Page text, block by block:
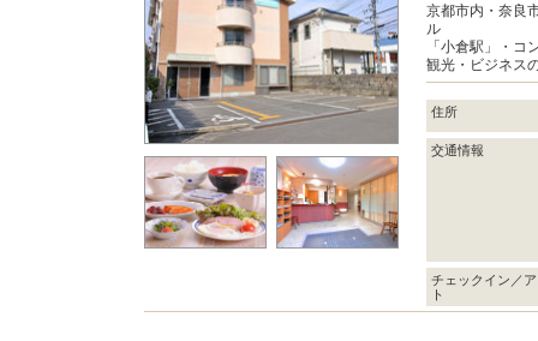
京都市内・奈良
ル
「小倉駅」・
観光・ビジネス
住所
交通情報
チェックイン／
ト